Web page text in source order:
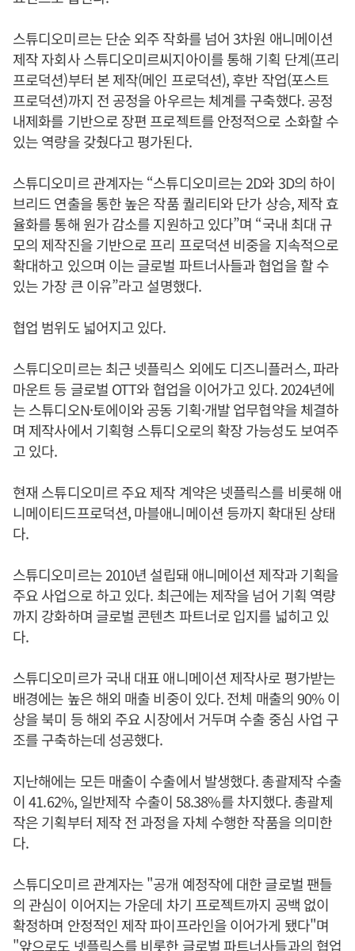
스튜디오미르는 단순 외주 작화를 넘어 3차원 애니메이션
제작 자회사 스튜디오미르씨지아이를 통해 기획 단계(프리
프로덕션)부터 본 제작(메인 프로덕션), 후반 작업(포스트
프로덕션)까지 전 공정을 아우르는 체계를 구축했다. 공정
내제화를 기반으로 장편 프로젝트를 안정적으로 소화할 수
있는 역량을 갖췄다고 평가된다.
스튜디오미르 관계자는 “스튜디오미르는 2D와 3D의 하이
브리드 연출을 통한 높은 작품 퀄리티와 단가 상승, 제작 효
율화를 통해 원가 감소를 지원하고 있다”며 “국내 최대 규
모의 제작진을 기반으로 프리 프로덕션 비중을 지속적으로
확대하고 있으며 이는 글로벌 파트너사들과 협업을 할 수
있는 가장 큰 이유”라고 설명했다.
협업 범위도 넓어지고 있다.
스튜디오미르는 최근 넷플릭스 외에도 디즈니플러스, 파라
마운트 등 글로벌 OTT와 협업을 이어가고 있다. 2024년에
는 스튜디오N·토에이와 공동 기획·개발 업무협약을 체결하
며 제작사에서 기획형 스튜디오로의 확장 가능성도 보여주
고 있다.
현재 스튜디오미르 주요 제작 계약은 넷플릭스를 비롯해 애
니메이티드프로덕션, 마블애니메이션 등까지 확대된 상태
다.
스튜디오미르는 2010년 설립돼 애니메이션 제작과 기획을
주요 사업으로 하고 있다. 최근에는 제작을 넘어 기획 역량
까지 강화하며 글로벌 콘텐츠 파트너로 입지를 넓히고 있
다.
스튜디오미르가 국내 대표 애니메이션 제작사로 평가받는
배경에는 높은 해외 매출 비중이 있다. 전체 매출의 90% 이
상을 북미 등 해외 주요 시장에서 거두며 수출 중심 사업 구
조를 구축하는데 성공했다.
지난해에는 모든 매출이 수출에서 발생했다. 총괄제작 수출
이 41.62%, 일반제작 수출이 58.38%를 차지했다. 총괄제
작은 기획부터 제작 전 과정을 자체 수행한 작품을 의미한
다.
스튜디오미르 관계자는 "공개 예정작에 대한 글로벌 팬들
의 관심이 이어지는 가운데 차기 프로젝트까지 공백 없이
확정하며 안정적인 제작 파이프라인을 이어가게 됐다"며
"앞으로도 넷플릭스를 비롯한 글로벌 파트너사들과의 협업